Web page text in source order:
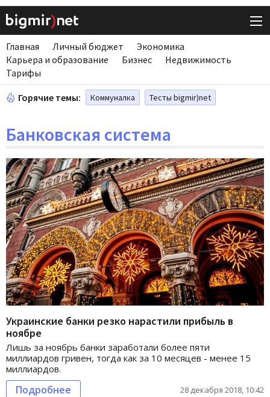
Главная Личный бюджет
Экономика
Карьера и образование
Бизнес
Недвижимость
Тарифы
Горячие темы: Коммуналка Тесты bigmir)net
Банковская система
Украинские банки резко нарастили прибыль в
ноябре
Лишь за ноябрь банки заработали более пяти
миллиардов гривен, тогда как за 10 месяцев - менее 15
миллиардов.
Подробнее 28 декабря 2018, 10:42